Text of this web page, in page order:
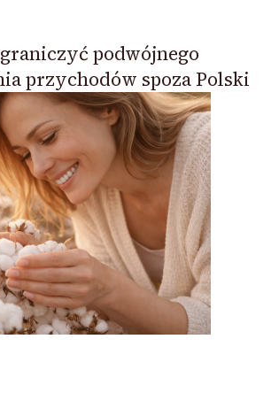
podwójnego
przychodów spoza Polski